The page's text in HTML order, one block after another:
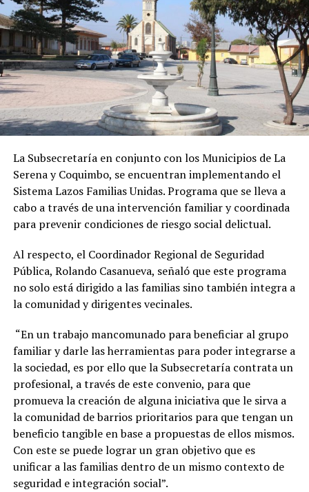
La Subsecretaría en conjunto con los Municipios de La
Serena y Coquimbo, se encuentran implementando el
Sistema Lazos Familias Unidas. Programa que se lleva a
cabo a través de una intervención familiar y coordinada
para prevenir condiciones de riesgo social delictual.
Al respecto, el Coordinador Regional de Seguridad
Pública, Rolando Casanueva, señaló que este programa
no solo está dirigido a las familias sino también integra a
la comunidad y dirigentes vecinales.
“En un trabajo mancomunado para beneficiar al grupo
familiar y darle las herramientas para poder integrarse a
la sociedad, es por ello que la Subsecretaría contrata un
profesional, a través de este convenio, para que
promueva la creación de alguna iniciativa que le sirva a
la comunidad de barrios prioritarios para que tengan un
beneficio tangible en base a propuestas de ellos mismos.
Con este se puede lograr un gran objetivo que es
unificar a las familias dentro de un mismo contexto de
seguridad e integración social”.